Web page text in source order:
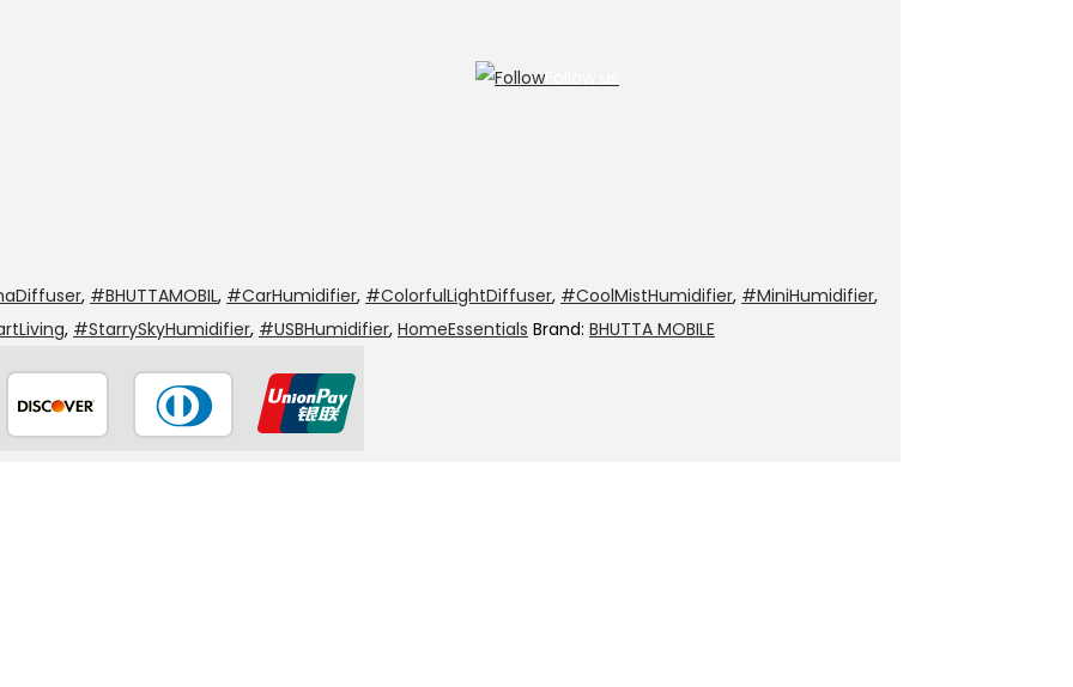
, #BHUTTAMOBIL, #CarHumidifier, #ColorfulLightDiffuser, #CoolMistHumidifier, #MiniHumidifier,
, #StarrySkyHumidifier, #USBHumidifier, HomeEssentials Brand: BHUTTA MOBILE